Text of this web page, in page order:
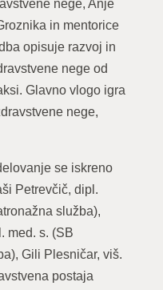
nege, Anje
in mentorice
opisuje razvoj in
nege od
Glavno vlogo igra
nege,
se iskreno
Petrevčič, dipl.
služba),
med. s. (SB
Gili Plesničar, viš.
postaja